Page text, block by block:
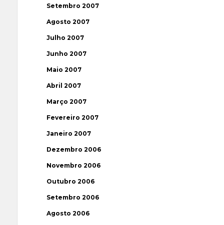
Setembro 2007
Agosto 2007
Julho 2007
Junho 2007
Maio 2007
Abril 2007
Março 2007
Fevereiro 2007
Janeiro 2007
Dezembro 2006
Novembro 2006
Outubro 2006
Setembro 2006
Agosto 2006